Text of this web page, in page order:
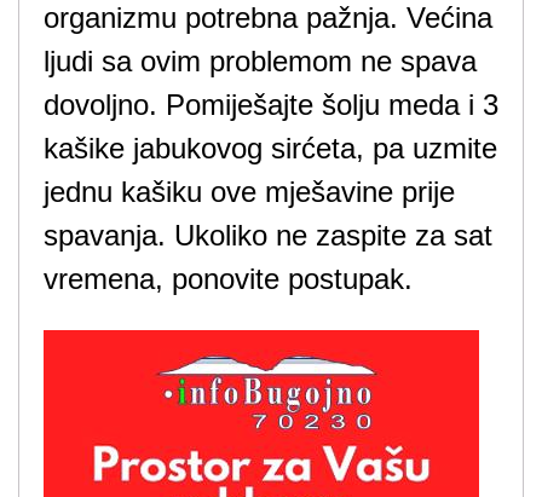
organizmu potrebna pažnja. Većina
ljudi sa ovim problemom ne spava
dovoljno. Pomiješajte šolju meda i 3
kašike jabukovog sirćeta, pa uzmite
jednu kašiku ove mješavine prije
spavanja. Ukoliko ne zaspite za sat
vremena, ponovite postupak.